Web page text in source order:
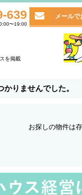
639
〜19:00
メールで
を掲載
りませんでした。
お探しの物件は